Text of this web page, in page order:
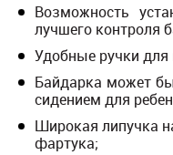
Возможность
лучшего контроля
Удобные ручки для
Байдарка может
сидением для
Широкая липучка
фартука;